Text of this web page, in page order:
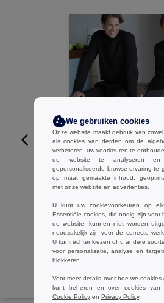
Henbury H020 - Colshirt
€13.65
€22.45
We gebruiken cookies
Onze website maakt gebruik van
als cookies van derden om de
verbeteren, uw voorkeuren te
de website te analyseren
gepersonaliseerde browse-ervaring te
op maat gemaakte inhoud,
met onze website en advertenties.
U kunt uw cookievoorkeuren op elk
Essentiële cookies, die nodig zijn voor
de website, kunnen niet worden
noodzakelijk zijn voor de correcte
U kunt echter kiezen of u andere
voor personalisatie, analyse en
blokkeren.
Voor meer details over hoe we
kunt beheren en over cookies van
Cookie Policy en Privacy Policy.